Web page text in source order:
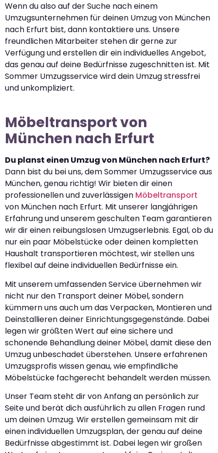
Wenn du also auf der Suche nach einem
Umzugsunternehmen für deinen Umzug von München
nach Erfurt bist, dann kontaktiere uns. Unsere
freundlichen Mitarbeiter stehen dir gerne zur
Verfügung und erstellen dir ein individuelles Angebot,
das genau auf deine Bedürfnisse zugeschnitten ist. Mit
Sommer Umzugsservice wird dein Umzug stressfrei
und unkompliziert.
Möbeltransport von
München nach Erfurt
Du planst einen Umzug von München nach Erfurt?
Dann bist du bei uns, dem Sommer Umzugsservice aus
München, genau richtig! Wir bieten dir einen
professionellen und zuverlässigen Möbeltransport
von München nach Erfurt. Mit unserer langjährigen
Erfahrung und unserem geschulten Team garantieren
wir dir einen reibungslosen Umzugserlebnis. Egal, ob du
nur ein paar Möbelstücke oder deinen kompletten
Haushalt transportieren möchtest, wir stellen uns
flexibel auf deine individuellen Bedürfnisse ein.
Mit unserem umfassenden Service übernehmen wir
nicht nur den Transport deiner Möbel, sondern
kümmern uns auch um das Verpacken, Montieren und
Deinstallieren deiner Einrichtungsgegenstände. Dabei
legen wir größten Wert auf eine sichere und
schonende Behandlung deiner Möbel, damit diese den
Umzug unbeschadet überstehen. Unsere erfahrenen
Umzugsprofis wissen genau, wie empfindliche
Möbelstücke fachgerecht behandelt werden müssen.
Unser Team steht dir von Anfang an persönlich zur
Seite und berät dich ausführlich zu allen Fragen rund
um deinen Umzug. Wir erstellen gemeinsam mit dir
einen individuellen Umzugsplan, der genau auf deine
Bedürfnisse abgestimmt ist. Dabei legen wir großen